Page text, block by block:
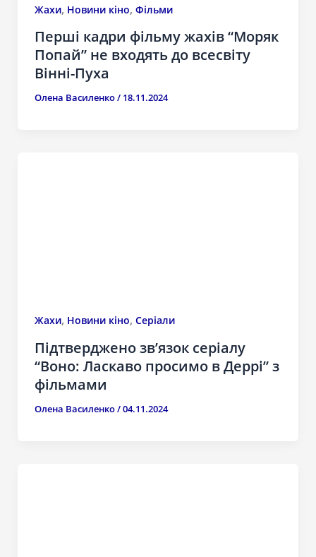
Жахи, Новини кіно, Фільми
Перші кадри фільму жахів “Моряк
Попай” не входять до всесвіту
Вінні-Пуха
Олена Василенко/ 18.11.2024
Жахи, Новини кіно, Серіали
Підтверджено зв’язок серіалу
“Воно: Ласкаво просимо в Деррі” з
фільмами
Олена Василенко/04.11.2024